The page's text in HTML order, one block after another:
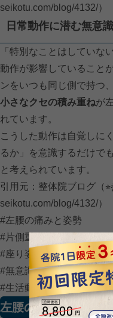
seikotu.com/blog/4132/）
日常動作に潜む無意
「特別なことはしていな
動作が影響していること
ンをいつも同じ側で持つ
小さなクセの積み重ねが
れています。
こうした動作は自覚しに
るか」を意識するだけで
と考えられています。
引用元：整体院ブログ（⭐︎
seikotu.com/blog/4132/）
#左腰の痛みと姿勢
#片側重心のクセ
#座り姿勢の影響
#無意識の体の使い方
#生活動作の見直し
左腰の痛みと内臓と